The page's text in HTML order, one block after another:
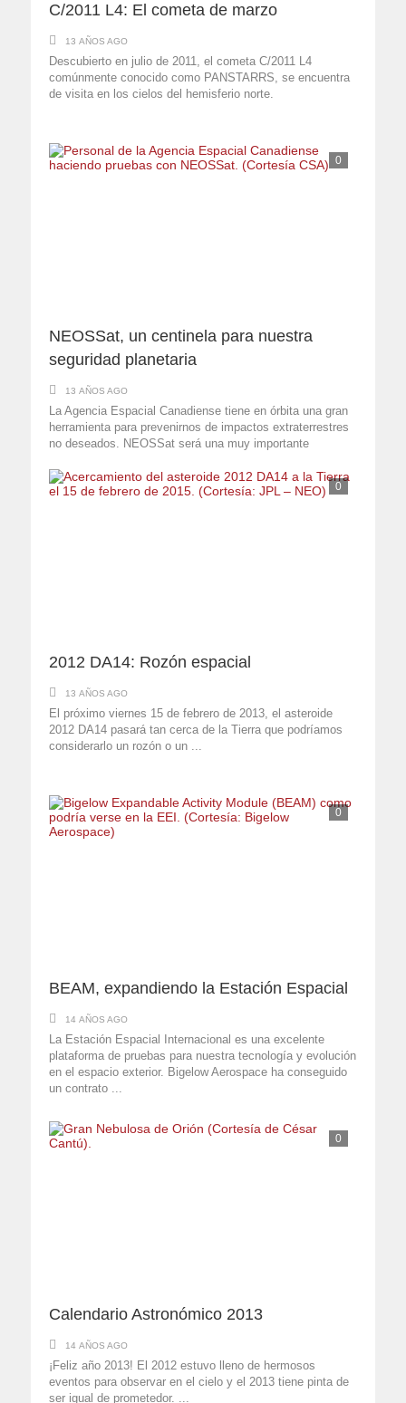
C/2011 L4: El cometa de marzo
13 AÑOS AGO
Descubierto en julio de 2011, el cometa C/2011 L4
comúnmente conocido como PANSTARRS, se encuentra
de visita en los cielos del hemisferio norte.
0
NEOSSat, un centinela para nuestra
seguridad planetaria
13 AÑOS AGO
La Agencia Espacial Canadiense tiene en órbita una gran
herramienta para prevenirnos de impactos extraterrestres
no deseados. NEOSSat será una muy importante
0
2012 DA14: Rozón espacial
13 AÑOS AGO
El próximo viernes 15 de febrero de 2013, el asteroide
2012 DA14 pasará tan cerca de la Tierra que podríamos
considerarlo un rozón o un ...
0
BEAM, expandiendo la Estación Espacial
14 AÑOS AGO
La Estación Espacial Internacional es una excelente
plataforma de pruebas para nuestra tecnología y evolución
en el espacio exterior. Bigelow Aerospace ha conseguido
un contrato ...
0
Calendario Astronómico 2013
14 AÑOS AGO
¡Feliz año 2013! El 2012 estuvo lleno de hermosos
eventos para observar en el cielo y el 2013 tiene pinta de
ser igual de prometedor. ...